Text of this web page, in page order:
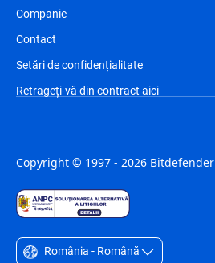
Companie
Contact
Setări de confidențialitate
Retrageți-vă din contract aici
Copyright © 1997 - 2026 Bitdefender
România - Română